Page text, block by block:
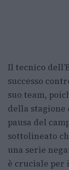
Il tecnico
successo
suo team,
della stagione
pausa del
sottolineato
una serie
è cruciale per